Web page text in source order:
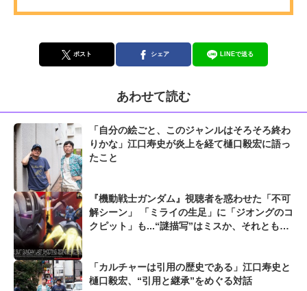
ポスト シェア LINEで送る
あわせて読む
「自分の絵ごと、このジャンルはそろそろ終わ
りかな」江口寿史が炎上を経て樋口毅宏に語っ
たこと
『機動戦士ガンダム』視聴者を惑わせた「不可
解シーン」 「ミライの生足」に「ジオングのコ
クピット」も...“謎描写”はミスか、それとも演
「カルチャーは引用の歴史である」江口寿史と
樋口毅宏、“引用と継承”をめぐる対話